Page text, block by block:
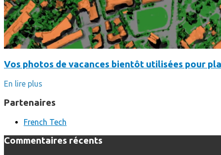
Vos photos de vacances bientôt utilisées pour
En lire plus
Partenaires
French Tech
Commentaires récents